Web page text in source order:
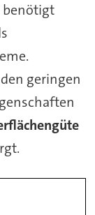
benötigt
geringen